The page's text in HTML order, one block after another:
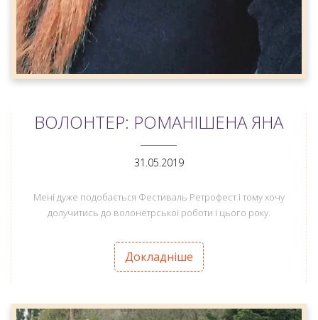
ВОЛОНТЕР: РОМАНІШЕНА ЯНА
31.05.2019
Мені дуже подобається Фестиваль Ретрофест і тому хочу
долучитись до волонетрської роботи і цього року.
Докладніше